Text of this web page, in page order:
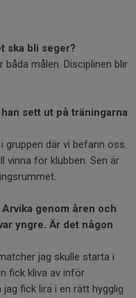
ska bli seger?
målen. Disciplinen blir
sett ut på träningarna
gruppen där vi befann oss.
vinna för klubben. Sen är
genom åren och
yngre. Är det någon
jag skulle starta i
fick kliva av inför
fick lira i en rätt hygglig